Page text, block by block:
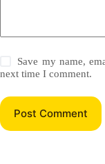
Save my name,
next time I comment.
Post Comment